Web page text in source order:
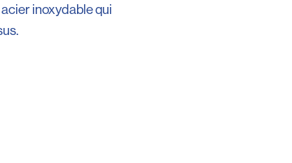
inoxydable qui